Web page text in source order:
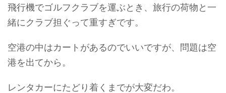
飛行機でゴルフクラブを運ぶとき、旅行の荷物と一
緒にクラブ担ぐって重すぎです。
空港の中はカートがあるのでいいですが、問題は空
港を出てから。
レンタカーにたどり着くまでが大変だわ。